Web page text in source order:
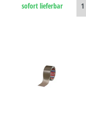
sofort lieferbar